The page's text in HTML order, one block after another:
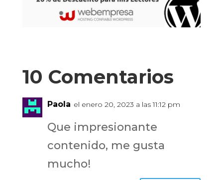
10 Comentarios
Paola el enero 20, 2023 a las 11:12 pm
Que impresionante
contenido, me gusta
mucho!